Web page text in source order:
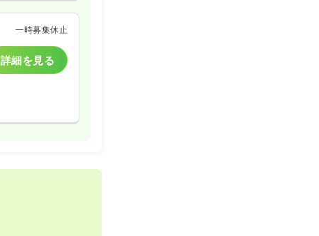
一時募集休止
詳細を見る